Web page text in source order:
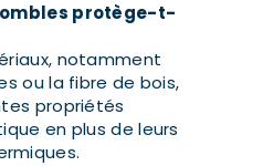
protège-t-
notamment
ou la fibre de bois,
propriétés
en plus de leurs